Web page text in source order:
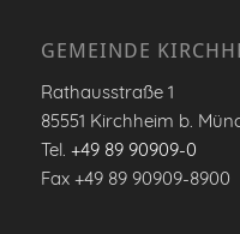
GEMEINDE
Rathausstraße 1
85551 Kirchheim b.
Tel. +49 89 90909-0
Fax +49 89 90909-8900